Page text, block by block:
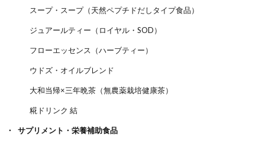
スープ・スープ（天然ペプチドだしタイプ食品）
ジュアールティー（ロイヤル・SOD）
フローエッセンス（ハーブティー）
ウドズ・オイルブレンド
大和当帰×三年晩茶（無農薬栽培健康茶）
糀ドリンク 結
サプリメント・栄養補助食品